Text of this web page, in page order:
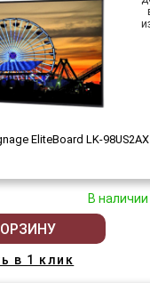
EliteBoard LK-98US2AX
В наличии
в 1 клик